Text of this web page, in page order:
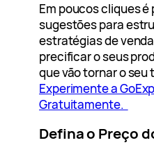
Em poucos cliques
sugestões para
estratégias de
precificar o seus
que vão tornar o
Experimente a
Gratuitamente.
Defina o Preço